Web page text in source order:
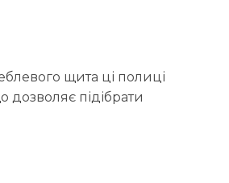
щита ці полиці
дозволяє підібрати